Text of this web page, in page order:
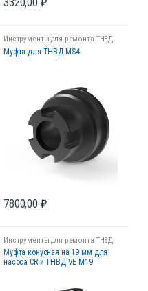
Инструменты для ремонта ТНВД
Муфта для ТНВД MS4
7800,00 ₽
Инструменты для ремонта ТНВД
Муфта конусная на 19 мм для
насоса CR и ТНВД VE M19